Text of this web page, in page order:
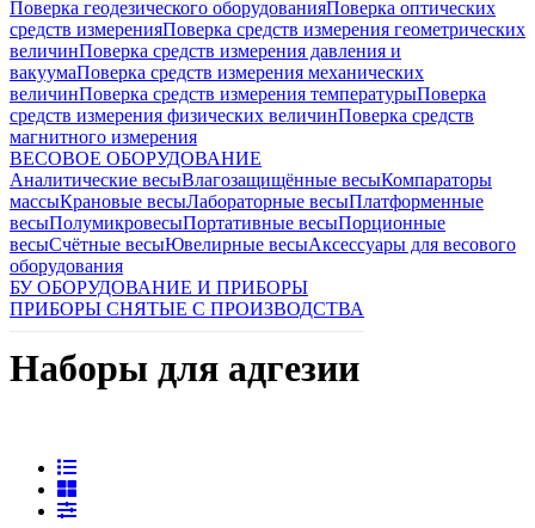
Поверка геодезического оборудованияПоверка оптических
средств измеренияПоверка средств измерения геометрических
величинПоверка средств измерения давления и
вакуумаПоверка средств измерения механических
величинПоверка средств измерения температурыПоверка
средств измерения физических величинПоверка средств
магнитного измерения
ВЕСОВОЕ ОБОРУДОВАНИЕ
Аналитические весыВлагозащищённые весыКомпараторы
массыКрановые весыЛабораторные весыПлатформенные
весыПолумикровесыПортативные весыПорционные
весыСчётные весыЮвелирные весыАксессуары для весового
оборудования
БУ ОБОРУДОВАНИЕ И ПРИБОРЫ
ПРИБОРЫ СНЯТЫЕ С ПРОИЗВОДСТВА
Наборы для адгезии